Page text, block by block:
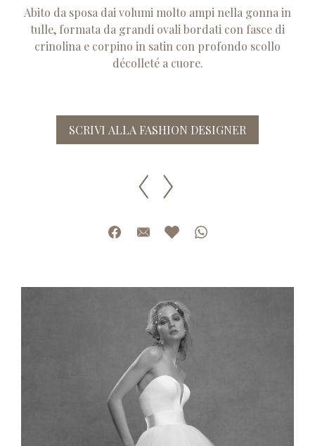
Abito da sposa dai volumi molto ampi nella gonna in
tulle, formata da grandi ovali bordati con fasce di
crinolina e corpino in satin con profondo scollo
décolleté a cuore.
SCRIVI ALLA FASHION DESIGNER